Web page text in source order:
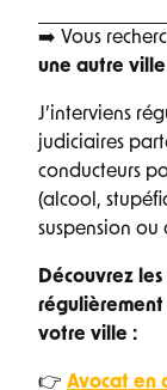
➡️ Vous
une autre ville
J’interviens
judiciaires
conducteurs
(alcool,
suspension ou
Découvrez
votre ville :
👉 Avocat en